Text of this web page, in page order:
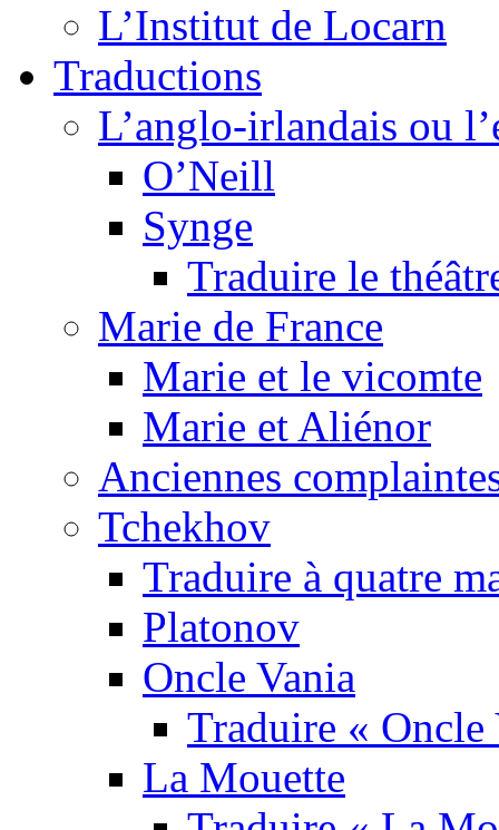
L’Institut de Locarn
Traductions
L’anglo-irlandais ou
O’Neill
Synge
Traduire le
Marie de France
Marie et le vicomte
Marie et Aliénor
Anciennes
Tchekhov
Traduire à quatre
Platonov
Oncle Vania
Traduire « Oncle
La Mouette